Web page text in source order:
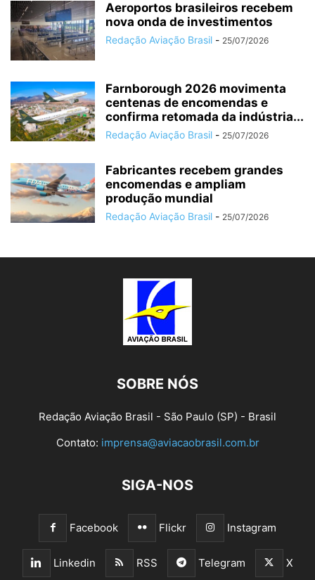
Aeroportos brasileiros recebem
nova onda de investimentos
Redação Aviação Brasil - 25/07/2026
Farnborough 2026 movimenta
centenas de encomendas e
confirma retomada da indústria...
Redação Aviação Brasil - 25/07/2026
Fabricantes recebem grandes
encomendas e ampliam
produção mundial
Redação Aviação Brasil - 25/07/2026
SOBRE NÓS
Redação Aviação Brasil - São Paulo (SP) - Brasil
Contato: imprensa@aviacaobrasil.com.br
SIGA-NOS
Facebook Flickr Instagram
Linkedin RSS Telegram X